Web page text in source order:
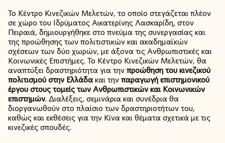
Το Κέντρο Κινεζικών Μελετών, το οποίο στεγάζεται πλέον
σε χώρο του Ιδρύματος Αικατερίνης Λασκαρίδη, στον
Πειραιά, δημιουργήθηκε στο πνεύμα της συνεργασίας και
της προώθησης των πολιτιστικών και ακαδημαϊκών
σχέσεων των δύο χωρών, με άξονα τις Ανθρωπιστικές και
Κοινωνικές Επιστήμες. Το Κέντρο Κινεζικών Μελετών, θα
αναπτύξει δραστηριότητα για τηνπροώθηση του κινεζικού
πολιτισμού στην Ελλάδακαι τηνπαραγωγή επιστημονικού
έργου στους τομείς των Ανθρωπιστικών και Κοινωνικών
επιστημών. Διαλέξεις, σεμινάρια και συνέδρια θα
διοργανωθούν στο πλαίσιο των δραστηριοτήτων του,
καθώς και εκθέσεις για την Κίνα και θέματα σχετικά με τις
κινεζικές σπουδές.